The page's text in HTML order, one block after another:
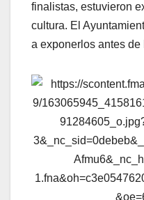
finalistas, estuvieron
cultura. El
a exponerlos antes de